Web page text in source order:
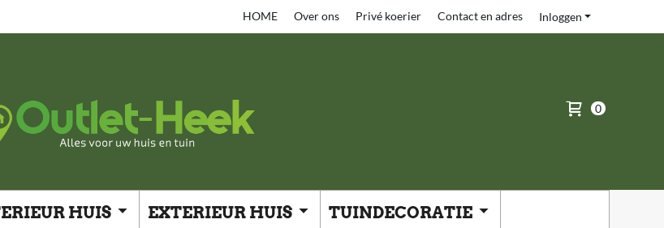
Inloggen
HOME Over ons Privé koerier Contact en adres
0
HUIS EXTERIEUR HUIS TUINDECORATIE